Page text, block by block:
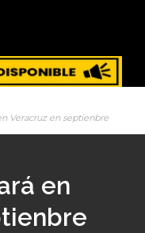
Veracruz en septienbre
en